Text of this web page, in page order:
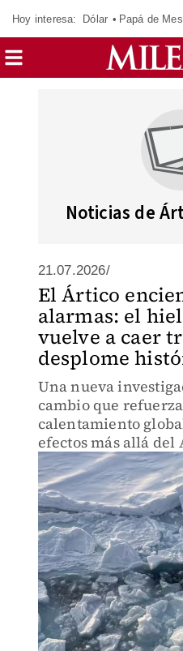
Hoy interesa: Dólar Papá de
Noticias de
21.07.2026/
El Ártico
alarmas: el
vuelve a caer
desplome
Una nueva
cambio que
calentamiento
efectos más allá del